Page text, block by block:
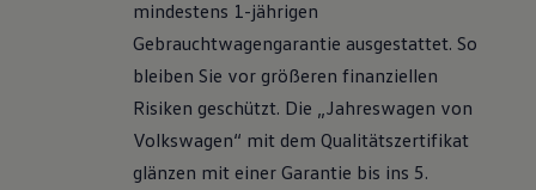
Motorenöl und Flüssigkeiten
Räder und Reifen
Pannen- und Unfallhilfe
Economy Service
Volkswagen Teile
Modellspezifisches Zubehör
Schutz und Pflege
mindestens 1-jährigen
Gebrauchtwagengarantie ausgestattet. So
bleiben Sie vor größeren finanziellen
Risiken geschützt. Die „Jahreswagen von
Volkswagen“ mit dem Qualitätszertifikat
glänzen mit einer Garantie bis ins 5.